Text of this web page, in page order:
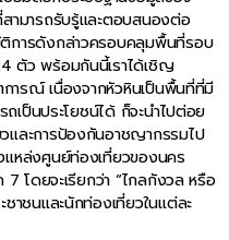
สามารถรับรู้และตอบสนองต่อ
การดังกล่าวครอบคลุมพื้นที่รอบ
ตัว พร้อมกันนี้เราได้เชิญ
การณ์ เนื่องจากหัวหินเป็นพื้นที่ที่มี
ถเป็นประโยชน์ได้ ก็จะนำไปต่อย
และการป้องกันอาชญากรรมไป
แหล่งศูนย์ท่องเที่ยวของนคร
โดยจะเรียกว่า “ไกลกังวล หรือ
าชนและนักท่องเที่ยวในแต่ละ